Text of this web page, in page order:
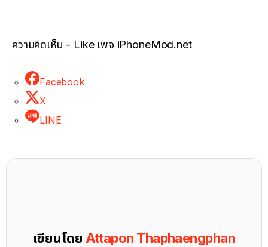
ความคิดเห็น - Like เพจ iPhoneMod.net
Facebook
X
LINE
เขียนโดย Attapon Thaphaengphan